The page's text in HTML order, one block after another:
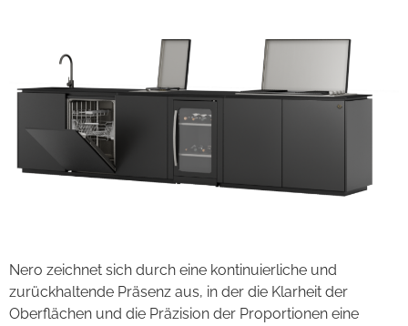
Nero zeichnet sich durch eine kontinuierliche und
zurückhaltende Präsenz aus, in der die Klarheit der
Oberflächen und die Präzision der Proportionen eine